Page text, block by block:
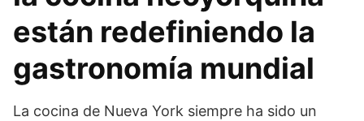
están redefiniendo la
gastronomía mundial
La cocina de Nueva York siempre ha sido un